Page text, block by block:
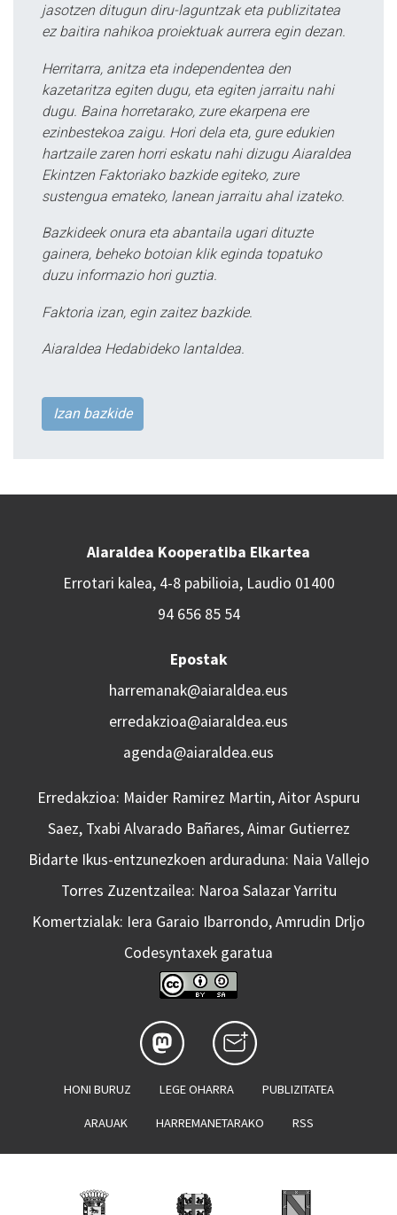
jasotzen ditugun diru-laguntzak eta publizitatea
ez baitira nahikoa proiektuak aurrera egin dezan.
Herritarra, anitza eta independentea den
kazetaritza egiten dugu, eta egiten jarraitu nahi
dugu. Baina horretarako, zure ekarpena ere
ezinbestekoa zaigu. Hori dela eta, gure edukien
hartzaile zaren horri eskatu nahi dizugu Aiaraldea
Ekintzen Faktoriako bazkide egiteko, zure
sustengua emateko, lanean jarraitu ahal izateko.
Bazkideek onura eta abantaila ugari dituzte
gainera, beheko botoian klik eginda topatuko
duzu informazio hori guztia.
Faktoria izan, egin zaitez bazkide.
Aiaraldea Hedabideko lantaldea.
Izan bazkide
Aiaraldea Kooperatiba Elkartea
Errotari kalea, 4-8 pabilioia, Laudio 01400
94 656 85 54
Epostak
harremanak@aiaraldea.eus
erredakzioa@aiaraldea.eus
agenda@aiaraldea.eus
Erredakzioa: Maider Ramirez Martin, Aitor Aspuru
Saez, Txabi Alvarado Bañares, Aimar Gutierrez
Bidarte Ikus-entzunezkoen arduraduna: Naia Vallejo
Torres Zuzentzailea: Naroa Salazar Yarritu
Komertzialak: Iera Garaio Ibarrondo, Amrudin Drljo
Codesyntaxek garatua
HONI BURUZ LEGE OHARRA PUBLIZITATEA
ARAUAK HARREMANETARAKO RSS